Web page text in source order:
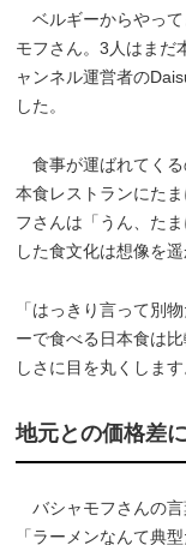
ベルギーからやって
モフさん。3人はまだ
ャンネル運営者の
した。
食事が運ばれてくる
本食レストランにた
フさんは「うん、た
した食文化は想像を
「はっきり言って別
ーで食べる日本食は
しさに目を丸くします
地元との価格差
バシャモフさんの言
「ラーメンなんて典